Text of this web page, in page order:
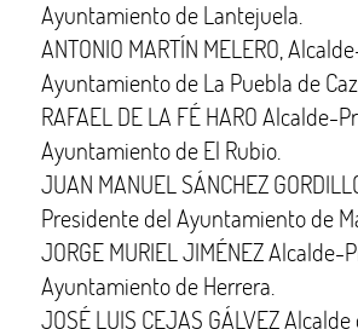
Ayuntamiento de Lantejuela.
ANTONIO MARTÍN MELERO,
Ayuntamiento de La Puebla de
RAFAEL DE LA FÉ HARO Alcalde-
Ayuntamiento de El Rubio.
JUAN MANUEL SÁNCHEZ
Presidente del Ayuntamiento de
JORGE MURIEL JIMÉNEZ
Ayuntamiento de Herrera.
JOSÉ LUIS CEJAS GÁLVEZ Alcalde